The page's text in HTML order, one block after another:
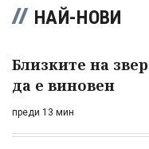
НАЙ-НОВИ
Близките на
да е виновен
преди 13 мин